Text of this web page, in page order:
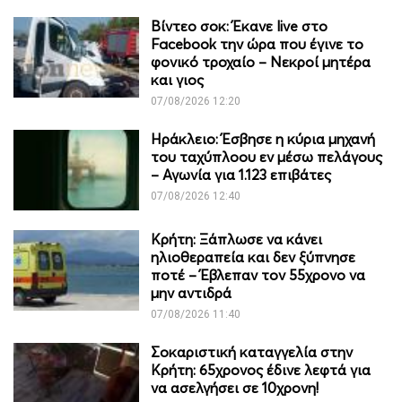
Βίντεο σοκ: Έκανε live στο
Facebook την ώρα που έγινε το
φονικό τροχαίο – Νεκροί μητέρα
και γιος
07/08/2026 12:20
Ηράκλειο: Έσβησε η κύρια μηχανή
του ταχύπλοου εν μέσω πελάγους
– Αγωνία για 1.123 επιβάτες
07/08/2026 12:40
Κρήτη: Ξάπλωσε να κάνει
ηλιοθεραπεία και δεν ξύπνησε
ποτέ – Έβλεπαν τον 55χρονο να
μην αντιδρά
07/08/2026 11:40
Σοκαριστική καταγγελία στην
Κρήτη: 65χρονος έδινε λεφτά για
να ασελγήσει σε 10χρονη!